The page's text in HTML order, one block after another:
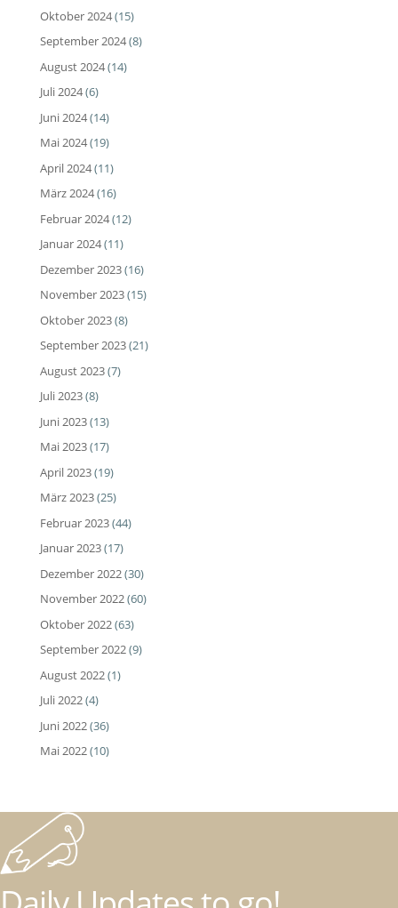
Oktober 2024(15)
September 2024(8)
August 2024(14)
Juli 2024(6)
Juni 2024(14)
Mai 2024(19)
April 2024(11)
März 2024(16)
Februar 2024(12)
Januar 2024(11)
Dezember 2023(16)
November 2023(15)
Oktober 2023(8)
September 2023(21)
August 2023(7)
Juli 2023(8)
Juni 2023(13)
Mai 2023(17)
April 2023(19)
März 2023(25)
Februar 2023(44)
Januar 2023(17)
Dezember 2022(30)
November 2022(60)
Oktober 2022(63)
September 2022(9)
August 2022(1)
Juli 2022(4)
Juni 2022(36)
Mai 2022(10)